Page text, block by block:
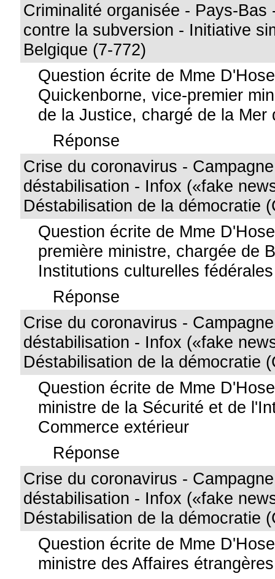
Criminalité organisée - Pays-Bas
contre la subversion - Initiative
Belgique (7-772)
Question écrite de Mme
Quickenborne, vice-premier
de la Justice, chargé de la Mer
Réponse
Crise du coronavirus -
déstabilisation - Infox («fake
Déstabilisation de la démocratie
Question écrite de Mme
première ministre, chargée de
Institutions culturelles fédérales
Réponse
Crise du coronavirus -
déstabilisation - Infox («fake
Déstabilisation de la démocratie
Question écrite de Mme
ministre de la Sécurité et de
Commerce extérieur
Réponse
Crise du coronavirus -
déstabilisation - Infox («fake
Déstabilisation de la démocratie
Question écrite de Mme
ministre des Affaires